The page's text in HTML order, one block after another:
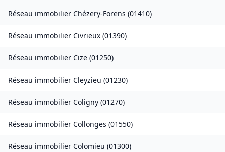
Réseau immobilier Chézery-Forens (01410)
Réseau immobilier Civrieux (01390)
Réseau immobilier Cize (01250)
Réseau immobilier Cleyzieu (01230)
Réseau immobilier Coligny (01270)
Réseau immobilier Collonges (01550)
Réseau immobilier Colomieu (01300)